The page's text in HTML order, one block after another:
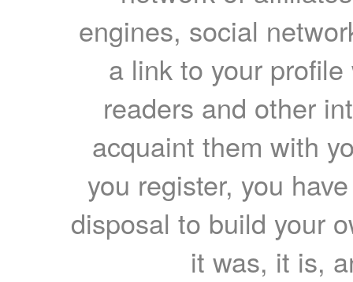
engines, social
a link to your
readers and other
acquaint them with
you register, you
disposal to build your
it was, it is,